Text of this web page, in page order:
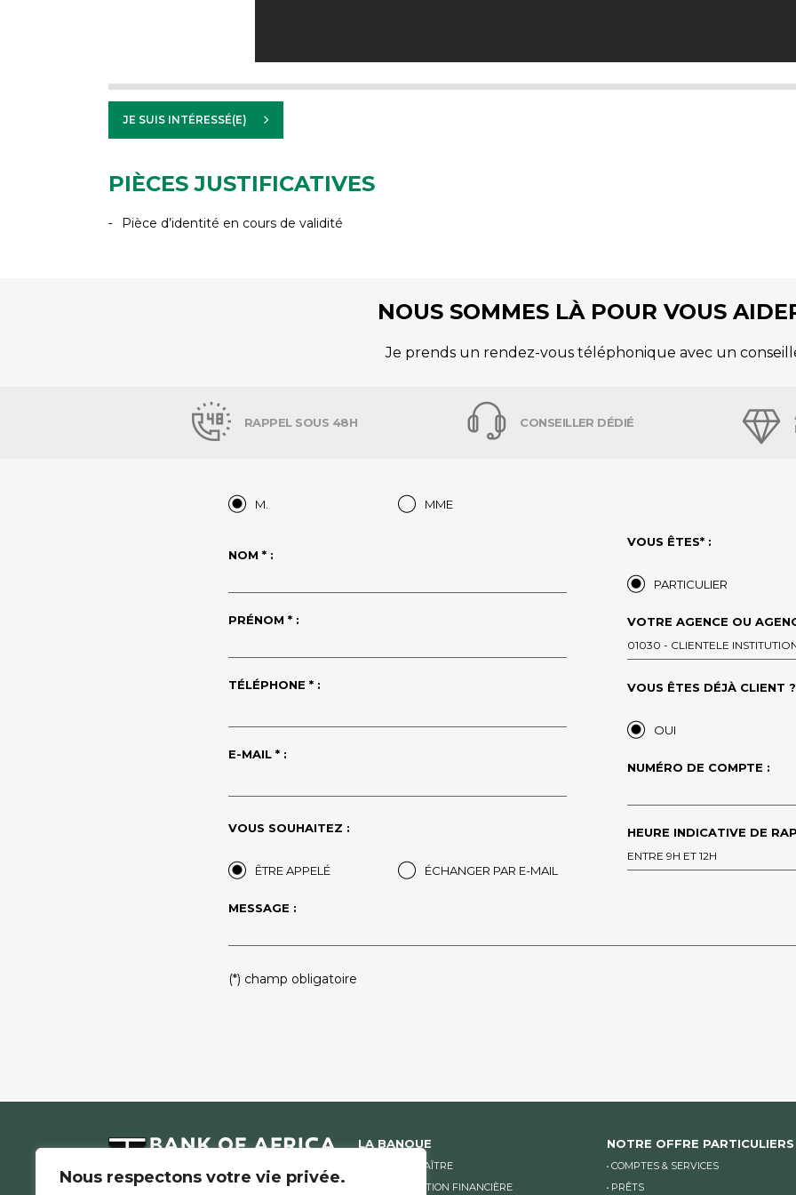
Nous respectons votre vie privée.
JE SUIS INTÉRESSÉ(E)
PIÈCES JUSTIFICATIVES
Pièce d’identité en cours de validité
NOUS SOMMES LÀ POUR VOUS
Je prends un rendez-vous téléphonique avec un
RAPPEL SOUS 48H CONSEILLER DÉDIÉ
M. MME
NOM * :
PRÉNOM * :
TÉLÉPHONE * :
E-MAIL * :
VOUS SOUHAITEZ :
ÊTRE APPELÉ ÉCHANGER PAR E-MAIL
VOUS ÊTES* :
PARTICULIER
VOTRE AGENCE OU
01030 - CLIENTELE
VOUS ÊTES DÉJÀ CLIENT
OUI
NUMÉRO DE COMPTE :
HEURE INDICATIVE DE
ENTRE 9H ET 12H
MESSAGE :
PLEASE
LEAVE
(*) champ obligatoire
LA BANQUE
NOUS CONNAÎTRE
COMMUNICATION FINANCIÈRE
NOTRE OFFRE PARTICULIERS
COMPTES & SERVICES
PRÊTS